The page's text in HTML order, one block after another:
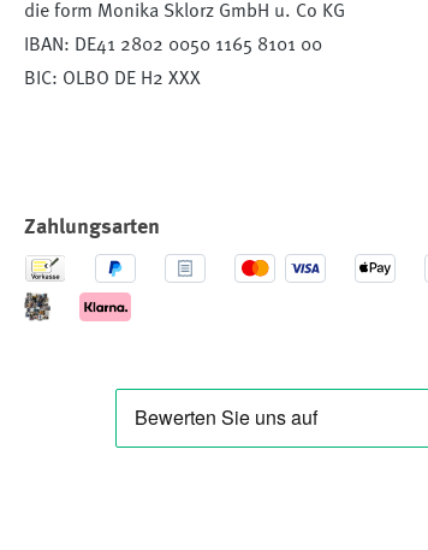
die form Monika Sklorz GmbH u. Co KG
IBAN: DE41 2802 0050 1165 8101 00
BIC: OLBO DE H2 XXX
Zahlungsarten